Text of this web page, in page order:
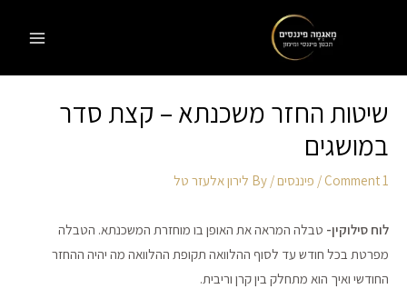
שיטות החזר משכנתא – קצת סדר
במושגים
1 Comment
/ פיננסים/ By לירון אלעזר טל
לוח סילוקין- טבלה המראה את האופן בו מוחזרת המשכנתא. הטבלה
מפרטת בכל חודש עד לסוף ההלוואה תקופת ההלוואה מה יהיה ההחזר
החודשי ואיך הוא מתחלק בין קרן וריבית.